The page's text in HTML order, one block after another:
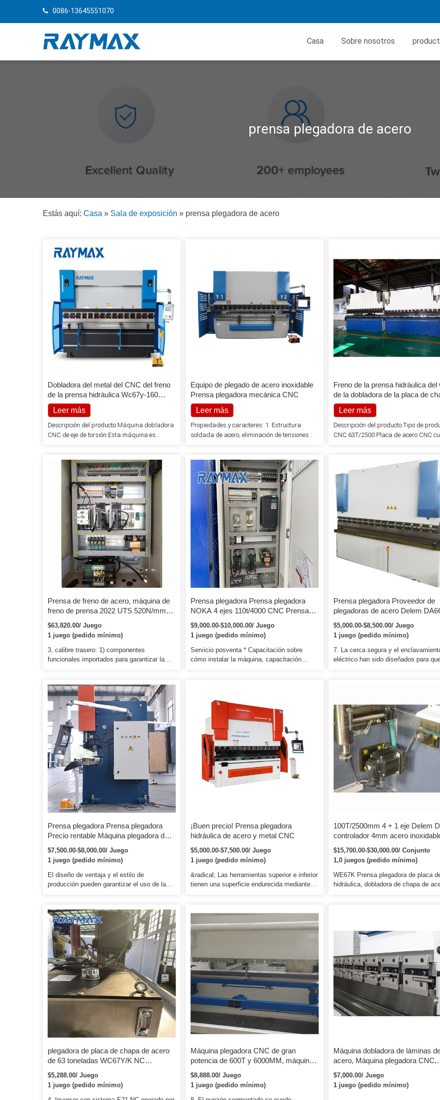
0086-13645551070
Casa Sobre nosotros
prensa plegadora de acero
Estás aquí: Casa » Sala de exposición » prensa plegadora de acero
Equipo de plegado de acero inoxidable
Prensa plegadora mecánica CNC
Leer más
Propiedades y caracteres: 1. Estructura
soldada de acero, eliminación de tensiones
estable y confiable; 3. parada mecánica para
mantener la sincronización y alta precisión; 4.
Ajuste eléctrico, ajuste fino manual y pantalla
digital para la distancia de parada trasera y
la carrera deslizante hacia arriba. Detalles
rápidos Número de modelo:…
Freno de la prensa hidráulica del
de la dobladora de la placa de
acero del metal de 63 toneladas
trabajar el metal
Leer más
Descripción del producto Tipo de
CNC 63T/2500 Placa de acero CNC
carbono/aluminio Rango de tope
800 Precisión de doblado: -0.01
seguridad: Europa CE/América del
de control : Y1 Y2 X Z1 Z2 R,
coronamiento del eje V: Delem DA66T
posventa: Ingenieros de servicio
Dobladora del metal del CNC del freno
de la prensa hidráulica Wc67y-160
4000 para el acero de la anchura de
4000m m
Leer más
Descripción del producto Máquina dobladora
CNC de eje de torsión Esta máquina es
usar para doblar láminas de metal.
Imágenes detalladas Husillo de bolas y guía
lineal (opcional) Tope trasero de alta
precisión, equipado con husillo de bolas
HIWIN de Taiwán...
Prensa de freno de acero, máquina de
freno de prensa 2022 UTS 520N/mm2,
acero inoxidable 304, máquina
dobladora Flexible inteligente de
1,0mm, freno de prensa
$63,820.00/ Juego
1 juego (pedido mínimo)
3, calibre trasero: 1) componentes
funcionales importados para garantizar la
precisión de plegado. Servicio posventa *
Capacitación sobre cómo instalar la
máquina, capacitación sobre cómo usar la
máquina.
Prensa plegadora Prensa plegadora
NOKA 4 ejes 110t/4000 CNC Prensa
plegadora con control Delem Da-66t
para fabricación de cajas de metal
Línea de producción completa
$9,000.00-$10,000.00/ Juego
1 juego (pedido mínimo)
Servicio posventa * Capacitación sobre
cómo instalar la máquina, capacitación
ingeniero puede ir a la fábrica del usuario y
ajustar la máquina, brindar una buena
Prensa plegadora Proveedor de
plegadoras de acero Delem
53T DA52S Cnc Wc67y Precio
máquina plegadora hidráulica para
doblado de acero inoxidable
$5,000.00-$8,500.00/ Juego
1 juego (pedido mínimo)
7. La cerca segura y el
eléctrico han sido diseñados para
con la solicitud especial del cliente.
contenedor es demasiado apretado,
utilizaremos una película pe para
lo empaquetaremos de acuerdo con
solicitud especial del cliente.
Prensa plegadora Prensa plegadora
Precio rentable Máquina plegadora de
placa de metal Prensa plegadora
$7,500.00-$8,000.00/ Juego
1 juego (pedido mínimo)
El diseño de ventaja y el estilo de
producción pueden garantizar el uso de la
carga electrónica y antitorsión. Poca
deformación entre la mesa de trabajo y el
ariete cuando se trabaja para garantizar una
buena rectitud y uniformidad en el ángulo.
¡Buen precio! Prensa plegadora
hidráulica de acero y metal CNC
$5,000.00-$7,500.00/ Juego
1 juego (pedido mínimo)
&radical; Las herramientas superior e inferior
tienen una superficie endurecida mediante
superior e inferior son diferentes. &radical;
Personalice la máquina según los
parámetros especiales del cliente.
100T/2500mm 4 + 1 eje Delem
controlador 4mm acero
plegado hidráulico CNC plegadora
$15,700.00-$30,000.00/ Conjunto
1,0 juegos (pedido mínimo)
WE67K Prensa plegadora de placa
hidráulica, dobladora de chapa de
placa SS Máquina plegadora
Nuestro servicio Servicio de
Soporte para consultas y consultas.
Máquina de la mejor calidad Prensa
plegadora CNC con servicio posventa
buena calidad * Capacitación sobre
instalar la máquina, capacitación
cómo usar la máquina.
plegadora de placa de chapa de acero
de 63 toneladas WC67Y/K NC
plegadora hidráulica para trabajar
metales
$5,288.00/ Juego
1 juego (pedido mínimo)
Máquina plegadora CNC de gran
potencia de 600T y 6000MM, máquina
dobladora de acero inoxidable,
plegadora cnc
$8,888.00/ Juego
1 juego (pedido mínimo)
Máquina dobladora de láminas
acero, Máquina plegadora CNC,
Prensa plegadora hidráulica
$7,000.00/ Juego
1 juego (pedido mínimo)